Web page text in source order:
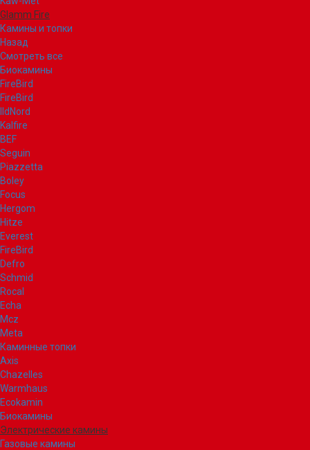
Glamm Fire
Камины и топки
Назад
Смотреть все
Биокамины
FireBird
FireBird
IldNord
Kalfire
BEF
Seguin
Piazzetta
Boley
Focus
Hergom
Hitze
Everest
FireBird
Defro
Schmid
Rocal
Echa
Mcz
Meta
Каминные топки
Axis
Chazelles
Warmhaus
Ecokamin
Биокамины
Электрические камины
Газовые камины